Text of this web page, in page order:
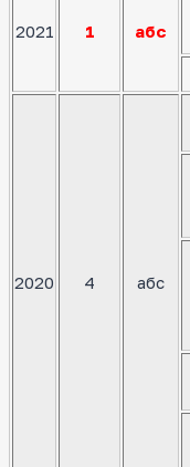
2021 1 абс
2020 4 абс